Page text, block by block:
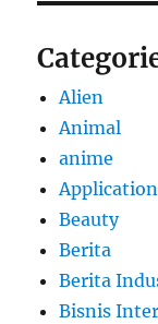
Alien
Animal
anime
Beauty
Berita
Berita
Bisnis